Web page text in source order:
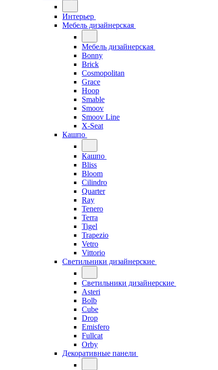
Интерьер
Мебель дизайнерская
Мебель дизайнерская
Bonny
Brick
Cosmopolitan
Grace
Hoop
Smable
Smoov
Smoov Line
X-Seat
Кашпо
Кашпо
Bliss
Bloom
Cilindro
Quarter
Ray
Tenero
Terra
Tigel
Trapezio
Vetro
Vittorio
Светильники дизайнерские
Светильники дизайнерские
Asteri
Bolb
Cube
Drop
Emisfero
Fullcat
Orby
Декоративные панели